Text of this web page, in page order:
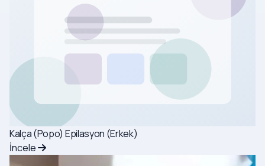
Kalça (Popo) Epilasyon (Erkek)
İncele